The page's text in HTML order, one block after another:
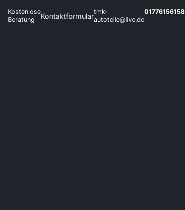
Kostenlose
Beratung
Kontaktformulartmk-
autoteile@live.de
01776156158